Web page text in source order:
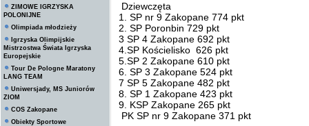
ZIMOWE IGRZYSKA
POLONIJNE
Olimpiada młodzieży
Igrzyska Olimpijskie
Mistrzostwa Świata Igrzyska
Europejskie
Tour De Pologne Maratony
LANG TEAM
Uniwersjady, MS Juniorów
ZIOM
COS Zakopane
Obiekty Sportowe
Dziewczęta
1. SP nr 9 Zakopane 774 pkt
2. SP Poronbin 729 pkt
3 SP 4 Zakopane 692 pkt
4.SP Kościelisko 626 pkt
5.SP 2 Zakopane 610 pkt
6. SP 3 Zakopane 524 pkt
7 SP 5 Zakopane 482 pkt
8. SP 1 Zakopane 423 pkt
9. KSP Zakopane 265 pkt
PK SP nr 9 Zakopane 371 pkt